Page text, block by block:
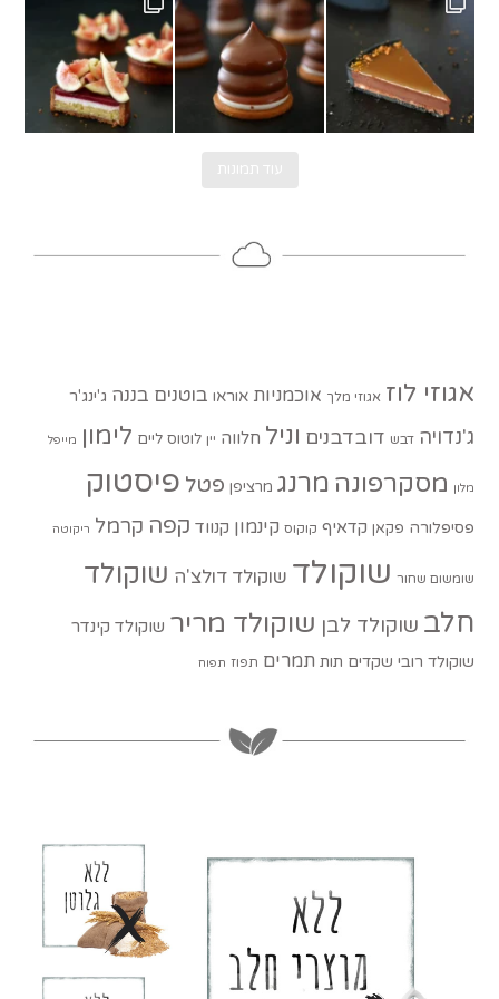
אגוזי לוז אגוזי מלך אוכמניות אוראו בוטנים בננה ג'ינג'ר
ג'נדויה דבש דובדבנים וניל חלווה יין לוטוס ליים לימון מייפל
מלון מסקרפונה מרנג מרציפן פטל פיסטוק
פסיפלורה פקאן קדאיף קוקוס קינמון קנווד קפה קרמל ריקוטה
שומשום שחור שוקולד שוקולד דולצ'ה שוקולד
חלב שוקולד לבן שוקולד מריר שוקולד קינדר
שוקולד רובי שקדים תות תמרים תפוז תפוח